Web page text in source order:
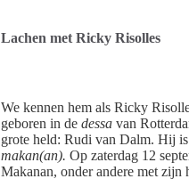
Lachen met Ricky Risolles
We kennen hem als Ricky
geboren in de dessa van
grote held: Rudi van Dalm. Hij
makan(an). Op zaterdag 12
Makanan, onder andere met zijn